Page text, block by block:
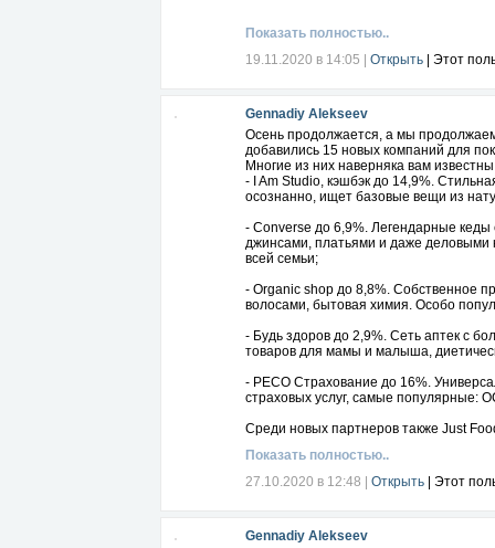
С пожеланием грандиозного шопинга,
Команда Royal Club
Показать полностью..
19.11.2020 в 14:05
Открыть | Этот
Gennadiy Alekseev
Осень продолжается, а мы
добавились 15 новых компаний для
Многие из них наверняка вам
- I Am Studio, кэшбэк до 14,9%.
осознанно, ищет базовые вещи из
- Converse до 6,9%. Легендарные кеды
джинсами, платьями и даже деловыми
всей семьи;
- Organic shop до 8,8%. Собственное
волосами, бытовая химия. Особо
- Будь здоров до 2,9%. Сеть аптек с
товаров для мамы и малыша,
- РЕСО Страхование до 16%.
страховых услуг, самые популярные:
Среди новых партнеров также Just
Желаем вам приятного шопинга с
Бесплатная регистрация:
https://royalclub.cash/registration/
Показать полностью..
27.10.2020 в 12:48
Открыть | Этот
Gennadiy Alekseev